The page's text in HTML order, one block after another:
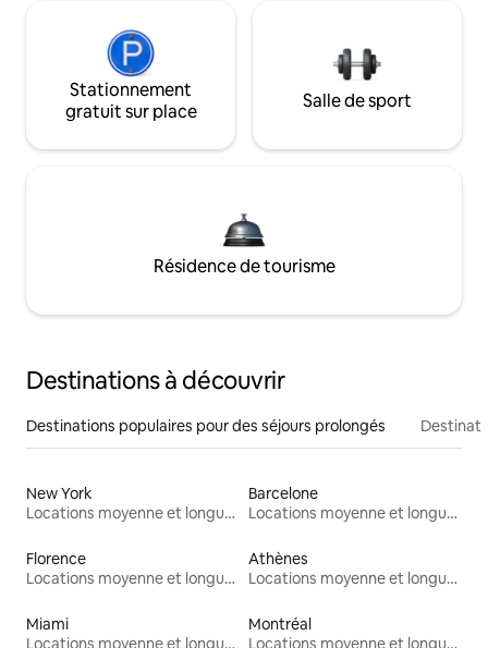
Stationnement
gratuit sur place
Salle de sport
Résidence de tourisme
Destinations à découvrir
Destinations populaires pour des séjours prolongés
New York
Locations moyenne et longue durée
Barcelone
Locations moyenne et longue durée
Florence
Locations moyenne et longue durée
Athènes
Locations moyenne et longue durée
Miami
Locations moyenne et longue durée
Montréal
Locations moyenne et longue durée